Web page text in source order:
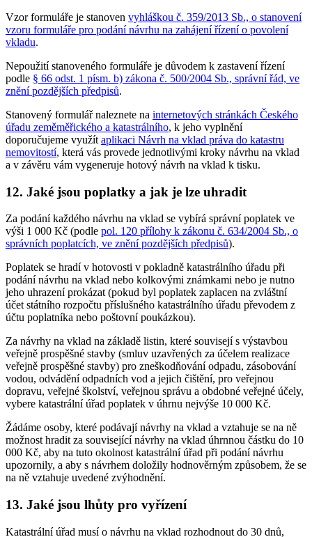
Vzor formuláře je stanoven vyhláškou č. 359/2013 Sb., o stanovení
vzoru formuláře pro podání návrhu na zahájení řízení o povolení
vkladu.
Nepoužití stanoveného formuláře je důvodem k zastavení řízení
podle § 66 odst. 1 písm. b) zákona č. 500/2004 Sb., správní řád, ve
znění pozdějších předpisů.
Stanovený formulář naleznete na internetových stránkách Českého
úřadu zeměměřického a katastrálního, k jeho vyplnění
doporučujeme využít aplikaci Návrh na vklad práva do katastru
nemovitostí, která vás provede jednotlivými kroky návrhu na vklad
a v závěru vám vygeneruje hotový návrh na vklad k tisku.
12. Jaké jsou poplatky a jak je lze uhradit
Za podání každého návrhu na vklad se vybírá správní poplatek ve
výši 1 000 Kč (podle pol. 120 přílohy k zákonu č. 634/2004 Sb., o
správních poplatcích, ve znění pozdějších předpisů).
Poplatek se hradí v hotovosti v pokladně katastrálního úřadu při
podání návrhu na vklad nebo kolkovými známkami nebo je nutno
jeho uhrazení prokázat (pokud byl poplatek zaplacen na zvláštní
účet státního rozpočtu příslušného katastrálního úřadu převodem z
účtu poplatníka nebo poštovní poukázkou).
Za návrhy na vklad na základě listin, které souvisejí s výstavbou
veřejně prospěšné stavby (smluv uzavřených za účelem realizace
veřejně prospěšné stavby) pro zneškodňování odpadu, zásobování
vodou, odvádění odpadních vod a jejich čištění, pro veřejnou
dopravu, veřejné školství, veřejnou správu a obdobné veřejné účely,
vybere katastrální úřad poplatek v úhrnu nejvýše 10 000 Kč.
Žádáme osoby, které podávají návrhy na vklad a vztahuje se na ně
možnost hradit za související návrhy na vklad úhrnnou částku do 10
000 Kč, aby na tuto okolnost katastrální úřad při podání návrhu
upozornily, a aby s návrhem doložily hodnověrným způsobem, že se
na ně vztahuje uvedené zvýhodnění.
13. Jaké jsou lhůty pro vyřízení
Katastrální úřad musí o návrhu na vklad rozhodnout do 30 dnů,